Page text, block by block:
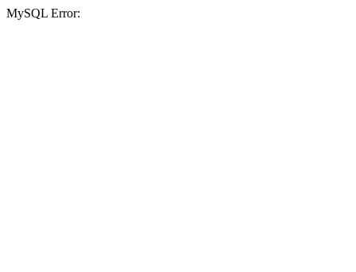
MySQL Error: